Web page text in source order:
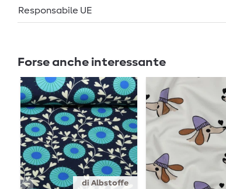
Responsabile UE
Forse anche interessante
di Albstoffe